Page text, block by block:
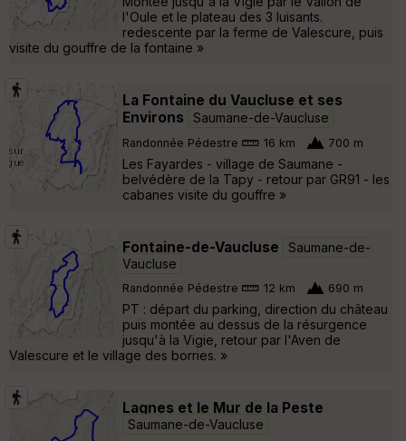
l'Oule et le plateau des 3 luisants.
redescente par la ferme de Valescure, puis
visite du gouffre de la fontaine »
La Fontaine du Vaucluse et ses
Environs
Saumane-de-Vaucluse
Randonnée Pédestre 16 km 700 m
Les Fayardes - village de Saumane -
belvédère de la Tapy - retour par GR91 - les
cabanes visite du gouffre »
Fontaine-de-Vaucluse
Saumane-de-
Vaucluse
Randonnée Pédestre 12 km 690 m
PT : départ du parking, direction du château
puis montée au dessus de la résurgence
jusqu'à la Vigie, retour par l'Aven de
Valescure et le village des borries. »
Lagnes et le Mur de la Peste
Saumane-de-Vaucluse